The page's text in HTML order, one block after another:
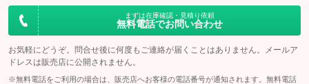
まずは在庫確認・見積り依頼
無料電話でお問い合わせ
お気軽にどうぞ。問合せ後に何度もご連絡が届くことはありません。メールア
ドレスは販売店に公開されません。
※無料電話をご利用の場合は、販売店へお客様の電話番号が通知されます。無料電話